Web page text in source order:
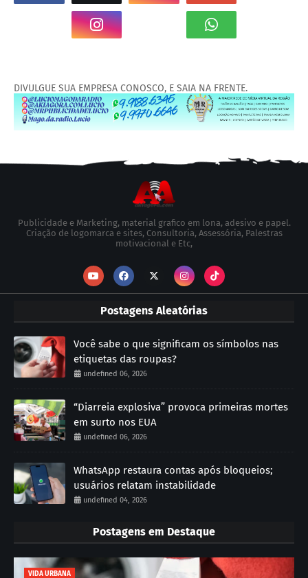
DIVULGUE SUA EMPRESA CONOSCO, E SAIA NA FRENTE.
Publicidade e Marketing, material grafico em lona, adesivo e papel.
Criação de logomarca e sites, Consultoria, Assessória, Palestras
motivacional e Etc,
Postagens Aleatórias
Você sabe o que significam os símbolos nas
etiquetas das roupas?
undefined 06, 2026
“Diarreia explosiva” provoca primeiras mortes
em surto nos EUA
undefined 06, 2026
WhatsApp restaura contas após bloqueios;
usuários relatam instabilidade
undefined 04, 2026
Postagens em Destaque
VIDA URBANA